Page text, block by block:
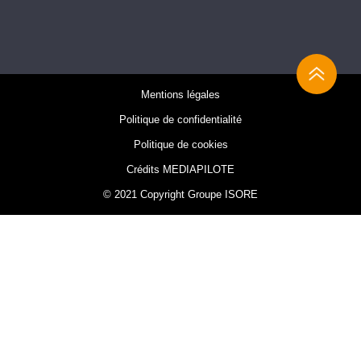
Mentions légales
Politique de confidentialité
Politique de cookies
Crédits MEDIAPILOTE
© 2021 Copyright Groupe ISORE